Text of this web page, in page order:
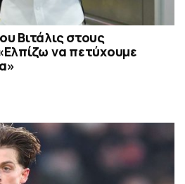
Βιτάλις στους
να πετύχουμε